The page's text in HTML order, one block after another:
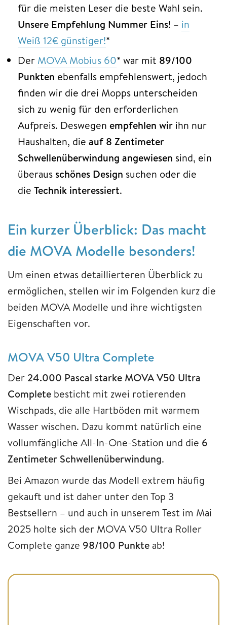
für die meisten Leser die beste Wahl sein.
Unsere Empfehlung Nummer Eins! – in
Weiß 12€ günstiger!*
Der MOVA Mobius 60* war mit 89/100
Punkten ebenfalls empfehlenswert, jedoch
finden wir die drei Mopps unterscheiden
sich zu wenig für den erforderlichen
Aufpreis. Deswegen empfehlen wir ihn nur
Haushalten, die auf 8 Zentimeter
Schwellenüberwindung angewiesen sind, ein
überaus schönes Design suchen oder die
die Technik interessiert.
Ein kurzer Überblick: Das macht
die MOVA Modelle besonders!
Um einen etwas detaillierteren Überblick zu
ermöglichen, stellen wir im Folgenden kurz die
beiden MOVA Modelle und ihre wichtigsten
Eigenschaften vor.
MOVA V50 Ultra Complete
Der 24.000 Pascal starke MOVA V50 Ultra
Complete besticht mit zwei rotierenden
Wischpads, die alle Hartböden mit warmem
Wasser wischen. Dazu kommt natürlich eine
vollumfängliche All-In-One-Station und die 6
Zentimeter Schwellenüberwindung.
Bei Amazon wurde das Modell extrem häufig
gekauft und ist daher unter den Top 3
Bestsellern – und auch in unserem Test im Mai
2025 holte sich der MOVA V50 Ultra Roller
Complete ganze 98/100 Punkte ab!